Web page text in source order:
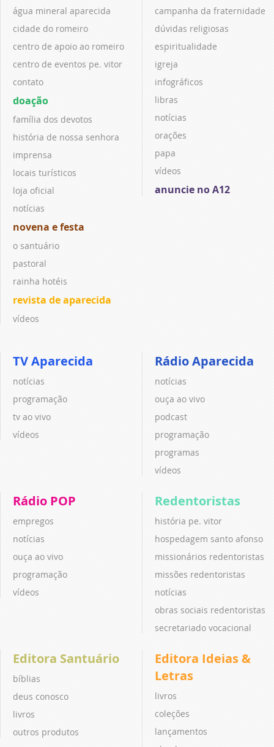
água mineral aparecida
cidade do romeiro
centro de apoio ao romeiro
centro de eventos pe. vitor
contato
doação
família dos devotos
história de nossa senhora
imprensa
locais turísticos
loja oficial
notícias
novena e festa
o santuário
pastoral
rainha hotéis
revista de aparecida
vídeos
campanha da fraternidade
dúvidas religiosas
espiritualidade
igreja
infográficos
libras
notícias
orações
papa
vídeos
anuncie no A12
TV Aparecida
notícias
programação
tv ao vivo
vídeos
Rádio Aparecida
notícias
ouça ao vivo
podcast
programação
programas
vídeos
Rádio POP
empregos
notícias
ouça ao vivo
programação
vídeos
Redentoristas
história pe. vitor
hospedagem santo afonso
missionários redentoristas
missões redentoristas
notícias
obras sociais redentoristas
secretariado vocacional
Editora Santuário
bíblias
deus conosco
livros
outros produtos
Editora Ideias &
Letras
livros
coleções
lançamentos